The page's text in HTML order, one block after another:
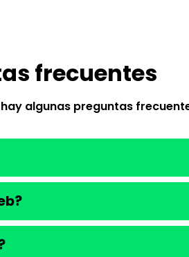
frecuentes
algunas preguntas